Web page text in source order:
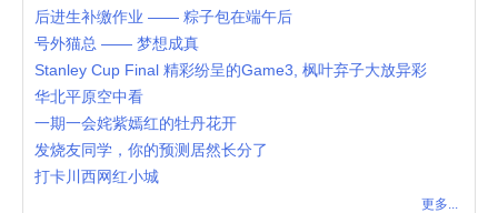
后进生补缴作业 —— 粽子包在端午后
号外猫总 —— 梦想成真
Stanley Cup Final 精彩纷呈的Game3, 枫叶弃子大放异彩
华北平原空中看
一期一会姹紫嫣红的牡丹花开
发烧友同学，你的预测居然长分了
打卡川西网红小城
更多...